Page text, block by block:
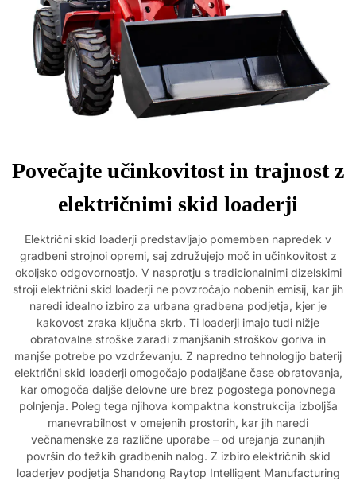
Povečajte učinkovitost in trajnost z
električnimi skid loaderji
Električni skid loaderji predstavljajo pomemben napredek v
gradbeni strojnoi opremi, saj združujejo moč in učinkovitost z
okoljsko odgovornostjo. V nasprotju s tradicionalnimi dizelskimi
stroji električni skid loaderji ne povzročajo nobenih emisij, kar jih
naredi idealno izbiro za urbana gradbena podjetja, kjer je
kakovost zraka ključna skrb. Ti loaderji imajo tudi nižje
obratovalne stroške zaradi zmanjšanih stroškov goriva in
manjše potrebe po vzdrževanju. Z napredno tehnologijo baterij
električni skid loaderji omogočajo podaljšane čase obratovanja,
kar omogoča daljše delovne ure brez pogostega ponovnega
polnjenja. Poleg tega njihova kompaktna konstrukcija izboljša
manevrabilnost v omejenih prostorih, kar jih naredi
večnamenske za različne uporabe – od urejanja zunanjih
površin do težkih gradbenih nalog. Z izbiro električnih skid
loaderjev podjetja Shandong Raytop Intelligent Manufacturing